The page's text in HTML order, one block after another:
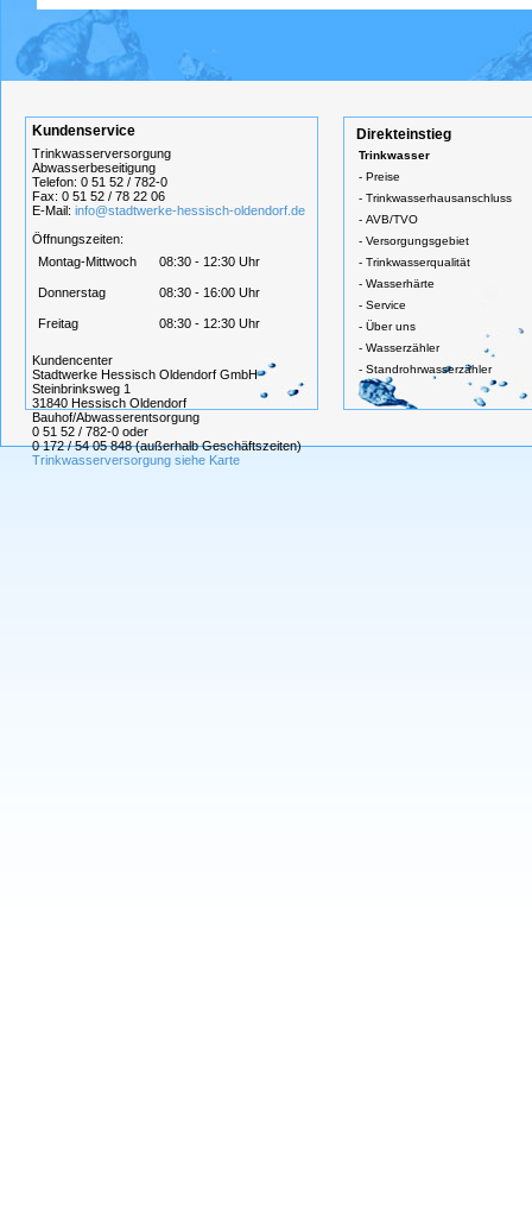
Kundenservice
Trinkwasserversorgung
Abwasserbeseitigung
Telefon: 0 51 52 / 782-0
Fax: 0 51 52 / 78 22 06
E-Mail: info@stadtwerke-hessisch-oldendorf.de
Öffnungszeiten:
Montag-Mittwoch
08:30 - 12:30 Uhr
Donnerstag 08:30 - 16:00 Uhr
Freitag 08:30 - 12:30 Uhr
Kundencenter
Stadtwerke Hessisch Oldendorf GmbH
Steinbrinksweg 1
31840 Hessisch Oldendorf
Bauhof/Abwasserentsorgung
0 51 52 / 782-0 oder
0 172 / 54 05 848 (außerhalb Geschäftszeiten)
Trinkwasserversorgung siehe Karte
Direkteinstieg
Trinkwasser
- Preise
- Trinkwasserhausanschluss
- AVB/TVO
- Versorgungsgebiet
- Trinkwasserqualität
- Wasserhärte
- Service
- Über uns
- Wasserzähler
- Standrohrwasserzähler